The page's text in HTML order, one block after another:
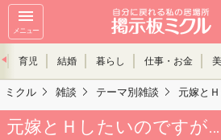
メニュー
育児 結婚 暮らし 仕事・お金
ミクル 雑談 テーマ別雑談 元嫁と
元嫁とＨしたいのですが…